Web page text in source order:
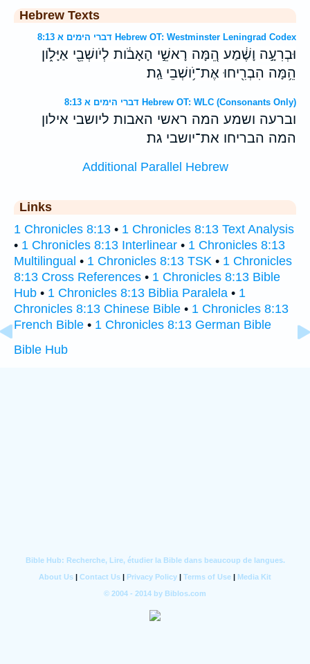
Hebrew Texts
דברי הימים א 8:13 Hebrew OT: Westminster Leningrad Codex
וּבְרִעָ֣ה וָשֶׁ֔מַע הֵ֚מָּה רָאשֵׁ֣י הָאָבֹ֔ות לְיֹושְׁבֵ֖י אַיָּלֹ֑ון
הֵ֥מָּה הִבְרִ֖יחוּ אֶת־יֹ֥ושְׁבֵי גַֽת׃
דברי הימים א 8:13 Hebrew OT: WLC (Consonants Only)
וברעה ושמע המה ראשי האבות ליושבי אילון
המה הבריחו את־יושבי גת׃
Additional Parallel Hebrew
Links
1 Chronicles 8:13 • 1 Chronicles 8:13 Text Analysis
• 1 Chronicles 8:13 Interlinear • 1 Chronicles 8:13
Multilingual • 1 Chronicles 8:13 TSK • 1 Chronicles
8:13 Cross References • 1 Chronicles 8:13 Bible
Hub • 1 Chronicles 8:13 Biblia Paralela • 1
Chronicles 8:13 Chinese Bible • 1 Chronicles 8:13
French Bible • 1 Chronicles 8:13 German Bible
Bible Hub